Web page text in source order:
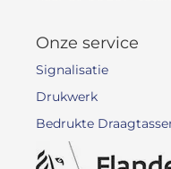
Onze service
Signalisatie
Drukwerk
Bedrukte